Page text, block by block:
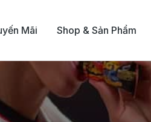
Mãi Shop & Sản Phẩm